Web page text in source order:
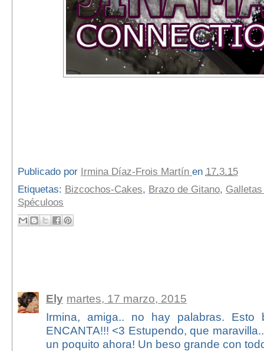
Publicado por Irmina Díaz-Frois Martín en 17.3.15
Etiquetas: Bizcochos-Cakes, Brazo de Gitano,
Spéculoos
Ely martes, 17 marzo, 2015
Irmina, amiga.. no hay palabras. Esto
ENCANTA!!! <3 Estupendo, que
un poquito ahora! Un beso grande con